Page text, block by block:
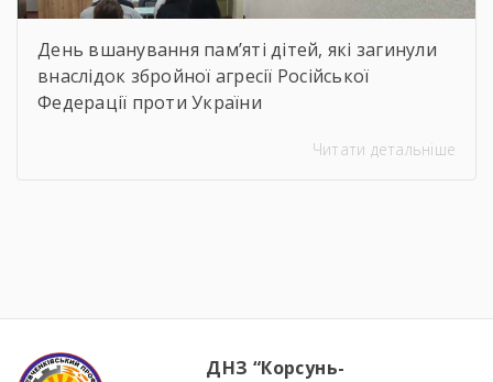
День вшанування пам’яті дітей, які загинули
внаслідок збройної агресії Російської
Федерації проти України
Читати детальніше
ДНЗ “Корсунь-